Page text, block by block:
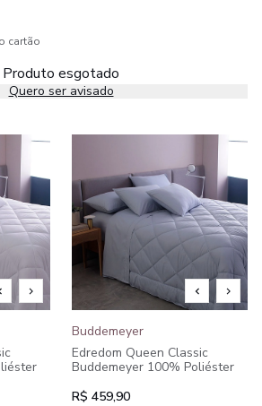
cartão
Produto esgotado
Quero ser avisado
Buddemeyer
Edredom Queen Classic
Buddemeyer 100% Poliéster
R$ 459,90